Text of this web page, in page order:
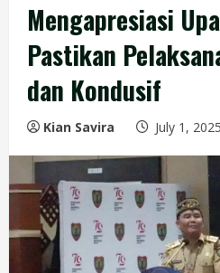
Mengapresiasi
Pastikan
dan Kondusif
Kian Savira July 1, 2025